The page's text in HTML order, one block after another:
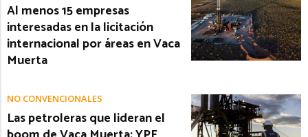
Al menos 15 empresas
interesadas en la licitación
internacional por áreas en Vaca
Muerta
NO CONVENCIONALES
Las petroleras que lideran el